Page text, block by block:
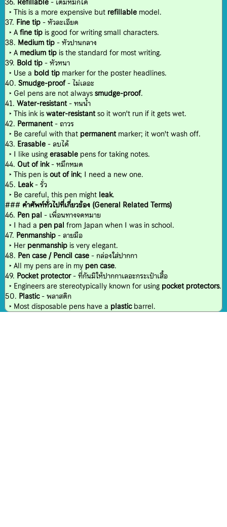
‣ This is a more expensive but refillable model.
37. Fine tip- หัวละเอียด
‣ Afine tip is good for writing small characters.
38. Medium tip- หัวปานกลาง
‣ A medium tip is the standard for most writing.
39. Bold tip- หัวหนา
‣ Use a bold tip marker for the poster headlines.
40. Smudge-proof- ไม่เลอะ
‣ Gel pens are not alwayssmudge-proof.
41. Water-resistant- ทนน้ำ
‣ This ink iswater-resistantso it won't run if it gets wet.
42. Permanent- ถาวร
‣ Be careful with that permanentmarker; it won't wash off.
43. Erasable- ลบได้
‣ I like usingerasable pens for taking notes.
44. Out of ink- หมึกหมด
‣ This pen isout of ink; I need a new one.
45. Leak- รั่ว
‣ Be careful, this pen might leak.
### คำศัพท์ทั่วไปที่เกี่ยวข้อง (General Related Terms)
46. Pen pal - เพื่อนทางจดหมาย
‣ I had a pen pal from Japan when I was in school.
47. Penmanship- ลายมือ
‣ Her penmanship is very elegant.
48. Pen case / Pencil case- กล่องใส่ปากกา
‣ All my pens are in my pen case.
49. Pocket protector- ที่กันมิให้ปากกาเลอะกระเป๋าเสื้อ
‣ Engineers are stereotypically known for using pocket protectors.
50. Plastic- พลาสติก
‣ Most disposable pens have a plasticbarrel.